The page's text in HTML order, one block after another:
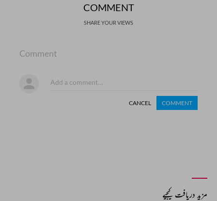
COMMENT
SHARE YOUR VIEWS
Comment
CANCEL COMMENT
مزید دریافت کیجیے